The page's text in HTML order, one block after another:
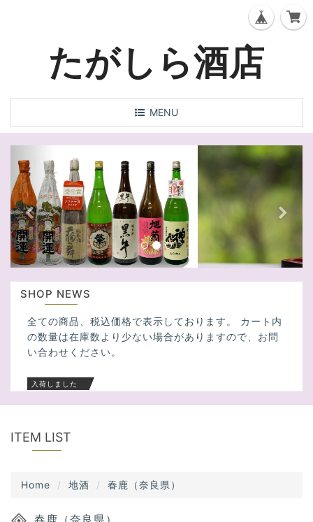
たがしら酒店
T
o
e
n
a
v
i
g
a
o
n
MENU
e
v
i
o
u
s
N
t
SHOP NEWS
全ての商品、税込価格で表示しております。 カート内
の数量は在庫数より少ない場合がありますので、お問
い合わせください。
入荷しました
【仁喜多津】1.8Ｌ 純米 伊予の薄墨桜 愛
【京ひな】1.8Ｌ 輝乃吟(きらめきのぎん）
愛媛
ITEM LIST
Home 地酒 春鹿（奈良県）